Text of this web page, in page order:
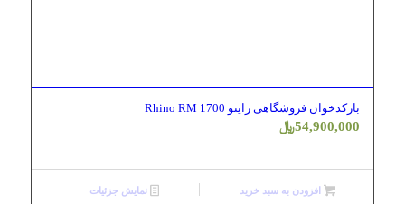
بارکدخوان فروشگاهی راینو Rhino RM 1700
54,900,000﷼
افزودن به سبد خرید نمایش جزئیات